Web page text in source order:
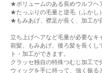
★ボリュームのある長めウルフヘ
★たっぷりの毛量と逆毛（ふかし
★もみあげ、襟足が長く、加工が
立ち上げヘアなど毛量が必要なキ
前髪、もみあげ、後ろ髪を長くし
ト・加工ができます。
クラッセ独自の特殊つむじ加工で
ウィッグを手に持って、強く振る